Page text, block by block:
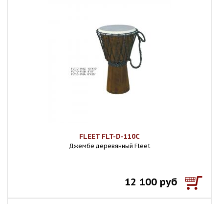
FLEET FLT-D-110C
Джембе деревянный Fleet
12 100 руб